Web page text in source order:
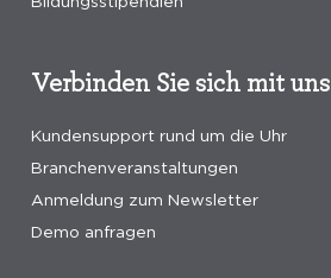
Verbinden Sie sich mit uns
Kundensupport rund um die Uhr
Branchenveranstaltungen
Anmeldung zum Newsletter
Demo anfragen